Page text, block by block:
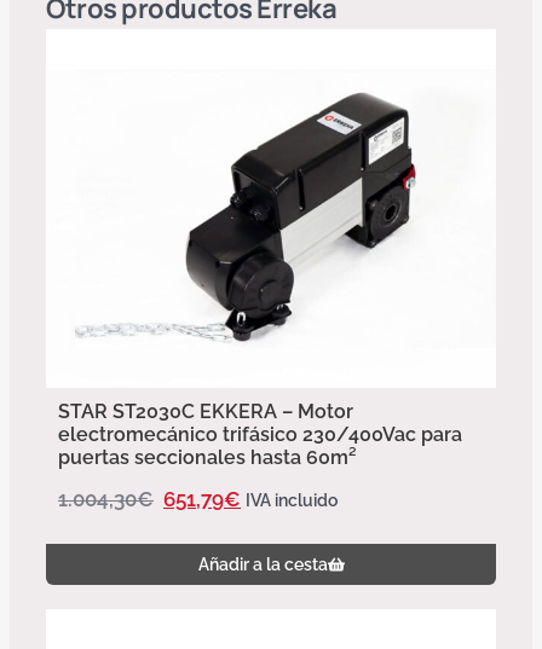
Otros productosErreka
STAR ST2030C EKKERA – Motor
electromecánico trifásico 230/400Vac para
puertas seccionales hasta 60m²
1.004,30€ 651,79€ IVA incluido
Añadir a la cesta